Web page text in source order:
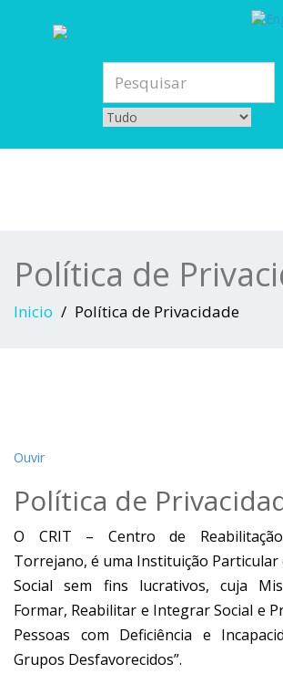
Política de
Inicio Política de Privacidade
Ouvir
Política de
O CRIT – Centro de
Torrejano, é uma Instituição Particular
Social sem fins lucrativos, cuja
Formar, Reabilitar e Integrar Social e
Pessoas com Deficiência e
Grupos Desfavorecidos”.